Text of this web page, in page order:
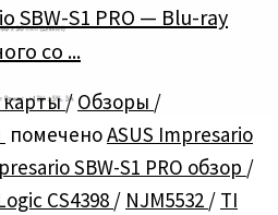
SBW-S1 PRO — Blu-ray
со ...
карты/Обзоры /
помеченоASUS Impresario
SBW-S1 PRO обзор /
CS4398 / NJM5532 / TI